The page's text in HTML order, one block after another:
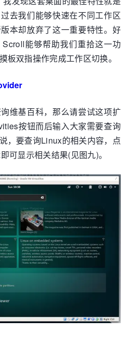
去我们能够快速在不同工作区
本却放弃了这一重要特性。好
能够帮助我们重拾这一功
板双指操作完成工作区切换。
维基百科，那么请尝试这项扩
按钮而后输入大家需要查询
，要查询Linux的相关内容，点
可显示相关结果(见图九)。